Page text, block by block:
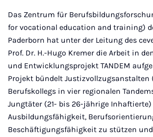
Das Zentrum für
for vocational education and training)
Paderborn hat unter der Leitung des
Prof. Dr. H.-Hugo Kremer die Arbeit in
und Entwicklungsprojekt TANDEM
Projekt bündelt Justizvollzugsanstalten
Berufskollegs in vier regionalen
Jungtäter (21- bis 26-jährige
Ausbildungsfähigkeit,
Beschäftigungsfähigkeit zu stützen